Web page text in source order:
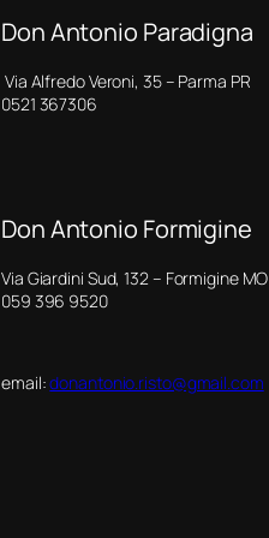
Don Antonio Paradigna
Via Alfredo Veroni, 35 – Parma PR
0521 367306
Don Antonio Formigine
Via Giardini Sud, 132 – Formigine MO
059 396 9520
email:donantonio.risto@gmail.com